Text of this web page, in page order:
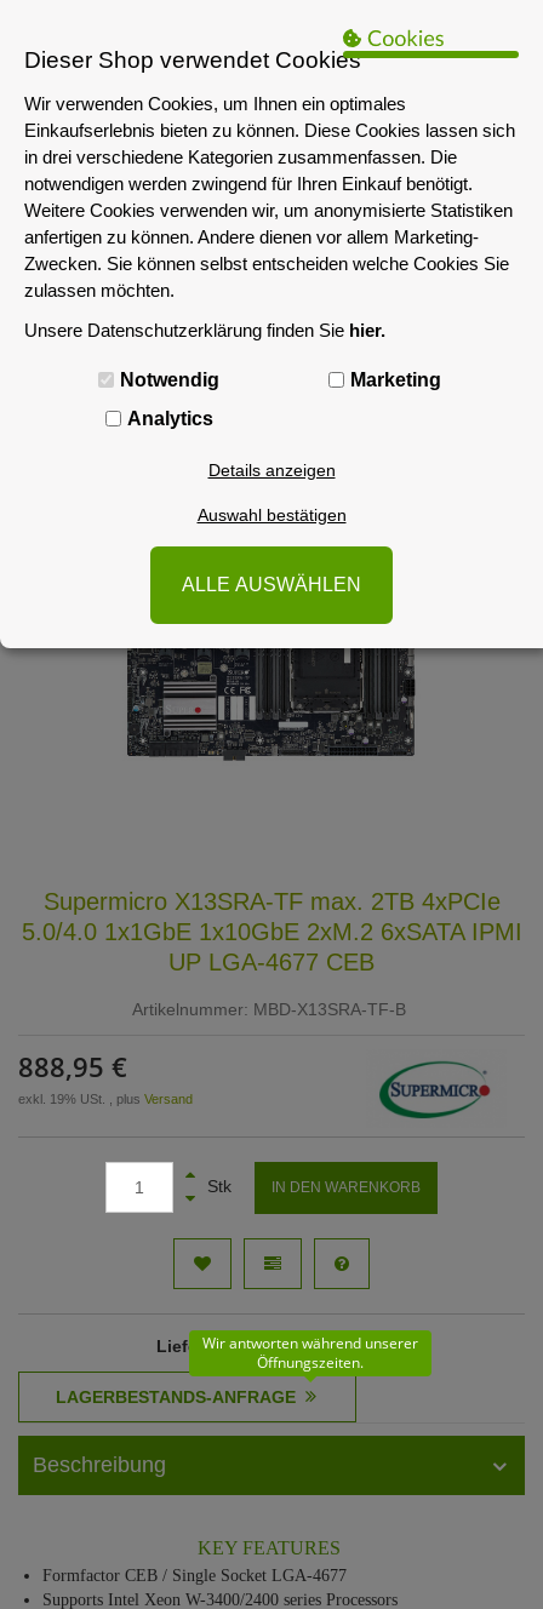
Das servershop-bayern.de Angebot richtet sich nur an
Unternehmen i.S.d. § 14 BGB sowie die öffentliche Hand. Ein Verkauf
an Privatpersonen ist nicht möglich.
MENÜ
Supermicro X13SRA-TF max. 2TB 4xPCIe
5.0/4.0 1x1GbE 1x10GbE 2xM.2 6xSATA IPMI
UP LGA-4677 CEB
Artikelnummer: MBD-X13SRA-TF-B
888,95 €
exkl. 19% USt. , plus Versand
Stk IN DEN WARENKORB
Lieferzeit: 61 - 62 Werktage
Wir antworten während unserer
Öffnungszeiten.
Beschreibung
KEY FEATURES
Formfactor CEB / Single Socket LGA-4677
Supports Intel Xeon W-3400/2400 series Processors
Dieser Shop verwendet Cookies
Wir verwenden Cookies, um Ihnen ein optimales
Einkaufserlebnis bieten zu können. Diese Cookies lassen sich
in drei verschiedene Kategorien zusammenfassen. Die
notwendigen werden zwingend für Ihren Einkauf benötigt.
Weitere Cookies verwenden wir, um anonymisierte Statistiken
anfertigen zu können. Andere dienen vor allem Marketing-
Zwecken. Sie können selbst entscheiden welche Cookies Sie
zulassen möchten.
Unsere Datenschutzerklärung finden Sie hier.
Notwendig
Marketing
Analytics
Details anzeigen
Auswahl bestätigen
ALLE AUSWÄHLEN